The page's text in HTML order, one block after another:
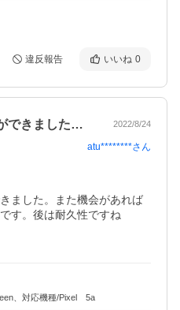
違反報告 いいね 0
大満足です。良い買い物ができました。ま… 2022/8/24
atu********さん
ました。また機会があれば
す。後は耐久性ですね
、対応機種/Pixel 5a